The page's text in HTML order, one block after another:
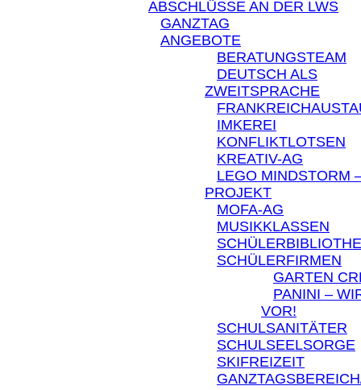
ABSCHLÜSSE AN DER LWS
GANZTAG
ANGEBOTE
BERATUNGSTEAM
DEUTSCH ALS
ZWEITSPRACHE
IMKEREI
KONFLIKTLOTSEN
KREATIV-AG
LEGO MINDSTORM
PROJEKT
MOFA-AG
MUSIKKLASSEN
SCHÜLERFIRMEN
GARTEN
PANINI –
VOR!
SCHULSANITÄTER
SCHULSEELSORGE
SKIFREIZEIT